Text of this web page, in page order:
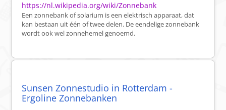
https://nl.wikipedia.org/wiki/Zonnebank
Een zonnebank of solarium is een elektrisch apparaat, dat
kan bestaan uit één of twee delen. De eendelige zonnebank
wordt ook wel zonnehemel genoemd.
Sunsen Zonnestudio in Rotterdam -
Ergoline Zonnebanken